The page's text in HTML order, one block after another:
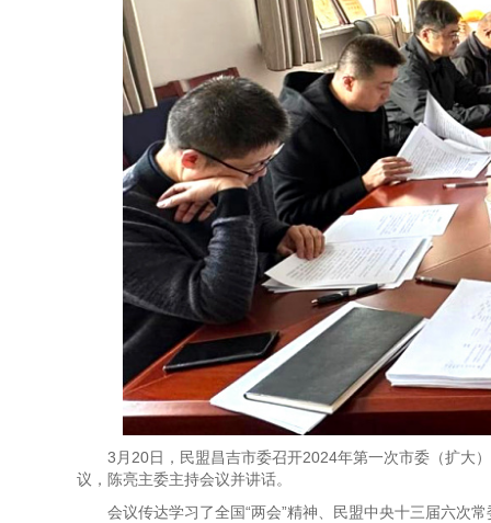
3月20日，民盟昌吉市委召开2024年第一次市委（扩大
议，陈亮主委主持会议并讲话。
会议传达学习了全国“两会”精神、民盟中央十三届六次